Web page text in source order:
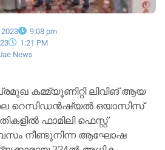
9:08 pm
1:21 PM
News
കമ്മ്യൂണിറ്റി ലിവിങ് ആയ
റെസിഡന്‍ഷ്യല്‍ ഒയാസിസ്
ഫാമിലി ഫെസ്റ്റ്
നീണ്ടുനിന്ന ആഘോഷ